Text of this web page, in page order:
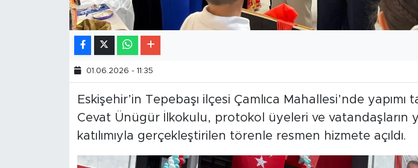
01.06.2026 - 11:35
Eskişehir’in Tepebaşı ilçesi Çamlıca Mahallesi’nde yapımı
Cevat Ünügür İlkokulu, protokol üyeleri ve vatandaşların
katılımıyla gerçekleştirilen törenle resmen hizmete açıldı.